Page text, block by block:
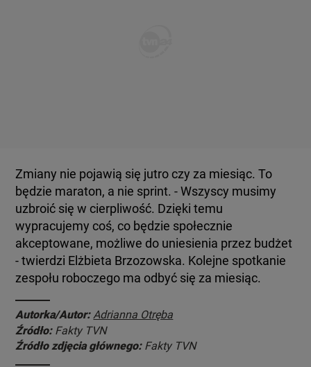
Zmiany nie pojawią się jutro czy za miesiąc. To
będzie maraton, a nie sprint. - Wszyscy musimy
uzbroić się w cierpliwość. Dzięki temu
wypracujemy coś, co będzie społecznie
akceptowane, możliwe do uniesienia przez budżet
- twierdzi Elżbieta Brzozowska. Kolejne spotkanie
zespołu roboczego ma odbyć się za miesiąc.
Autorka/Autor: Adrianna Otręba
Źródło: Fakty TVN
Źródło zdjęcia głównego: Fakty TVN